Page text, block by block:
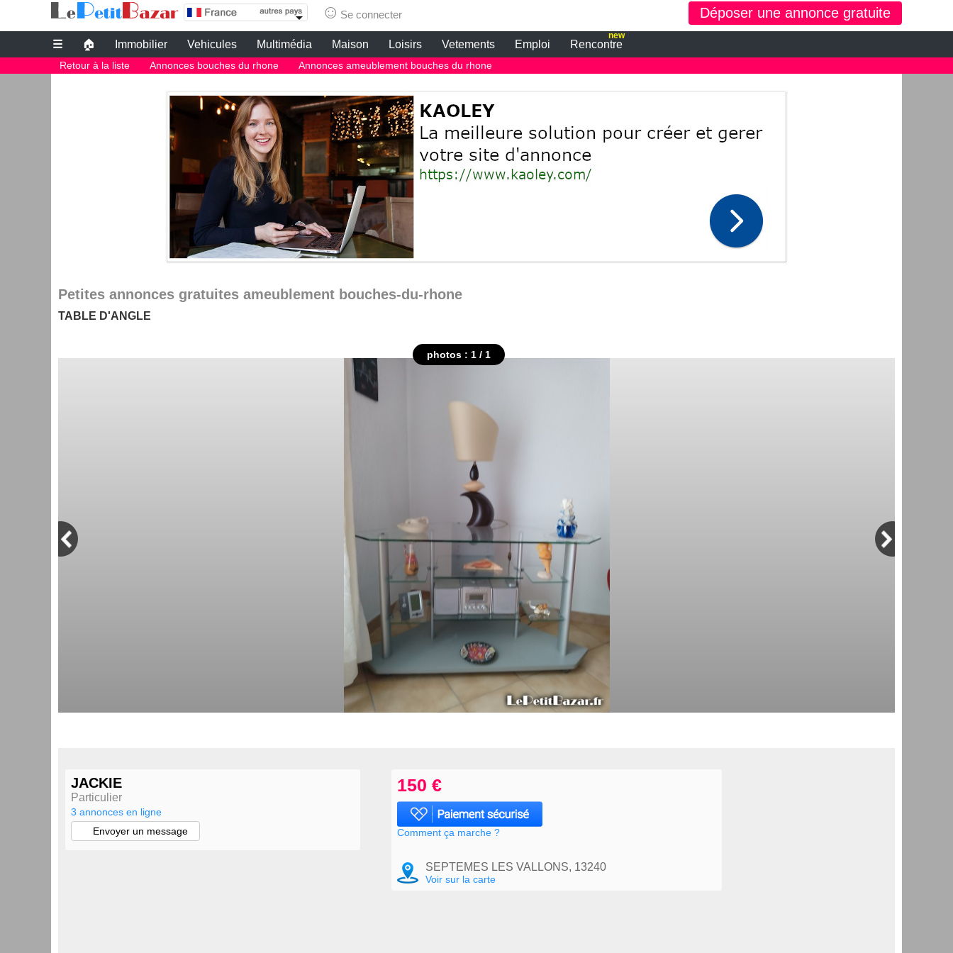
☺ Se connecter Déposer une annonce gratuite
annonce bouches du rhone ameublement | table d angle
☰ 🏠 Immobilier Vehicules Multimédia Maison Loisirs Vetements Emploi Rencontre
new
Petites annonces gratuites
Retour à la liste Annonces bouches du rhone Annonces ameublement bouches du rhone
Petites annonces gratuites ameublement bouches-du-rhone
TABLE D'ANGLE
photos : 1 / 1
JACKIE
Particulier
3 annonces en ligne
Envoyer un message
150 €
Comment ça marche ?
SEPTEMES LES VALLONS, 13240
Voir sur la carte